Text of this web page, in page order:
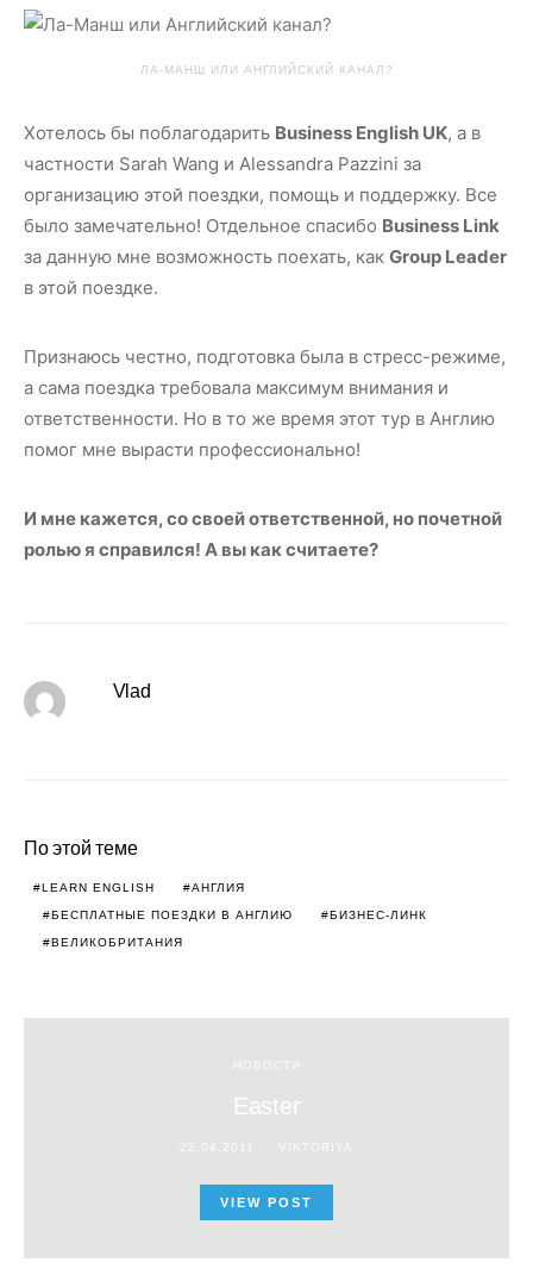
ЛА-МАНШ ИЛИ АНГЛИЙСКИЙ КАНАЛ?
Хотелось бы поблагодарить Business English UK, а в
частности Sarah Wang и Alessandra Pazzini за
организацию этой поездки, помощь и поддержку. Все
было замечательно! Отдельное спасибо Business Link
за данную мне возможность поехать, как Group Leader
в этой поездке.
Признаюсь честно, подготовка была в стресс-режиме,
а сама поездка требовала максимум внимания и
ответственности. Но в то же время этот тур в Англию
помог мне вырасти профессионально!
И мне кажется, со своей ответственной, но почетной
ролью я справился! А вы как считаете?
Vlad
По этой теме
LEARN ENGLISH АНГЛИЯ
БЕСПЛАТНЫЕ ПОЕЗДКИ В АНГЛИЮ БИЗНЕС-ЛИНК
ВЕЛИКОБРИТАНИЯ
НОВОСТИ
Easter
22.04.2011 VIKTORIYA
VIEW POST